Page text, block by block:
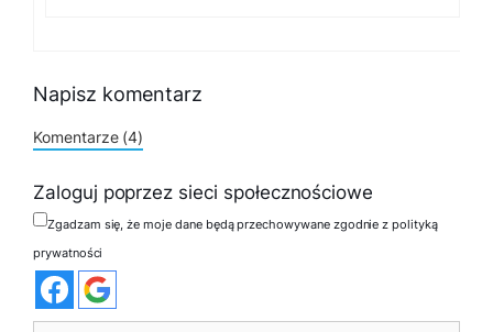
Napisz komentarz
Komentarze (4)
Zaloguj poprzez sieci społecznościowe
Zgadzam się, że moje dane będą przechowywane zgodnie z polityką
prywatności